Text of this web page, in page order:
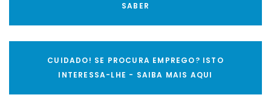
SABER
CUIDADO! SE PROCURA EMPREGO? ISTO
INTERESSA-LHE - SAIBA MAIS AQUI